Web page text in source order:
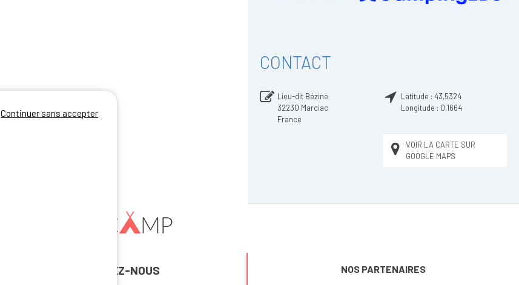
CONTACT
Lieu-dit Bézine
32230 Marciac
France
Latitude : 43,5324
Longitude : 0,1664
VOIR LA CARTE SUR
GOOGLE MAPS
REJOIGNEZ-NOUS NOS PARTENAIRES
Continuer sans accepter